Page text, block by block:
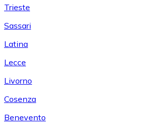
Trieste
Sassari
Latina
Lecce
Livorno
Cosenza
Benevento